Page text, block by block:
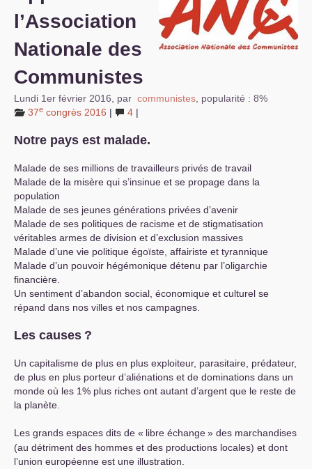
S’organiser
Comprendre...
Vie du site
l’Association
Nationale des
Communistes
Lundi 1er février 2016 par communistes popularité : 8%
37e congrès 2016 | 4 |
Notre pays est malade.
Malade de ses millions de travailleurs privés de travail
Malade de la misère qui s’insinue et se propage dans la
population
Malade de ses jeunes générations privées d’avenir
Malade de ses politiques de racisme et de stigmatisation
véritables armes de division et d’exclusion massives
Malade d’une vie politique égoïste, affairiste et tyrannique
Malade d’un pouvoir hégémonique détenu par l’oligarchie
financière.
Un sentiment d’abandon social, économique et culturel se
répand dans nos villes et nos campagnes.
Les causes ?
Un capitalisme de plus en plus exploiteur, parasitaire, prédateur,
de plus en plus porteur d’aliénations et de dominations dans un
monde où les 1% plus riches ont autant d’argent que le reste de
la planète.
Les grands espaces dits de « libre échange» des marchandises
(au détriment des hommes et des productions locales) et dont
l’union européenne est une illustration.